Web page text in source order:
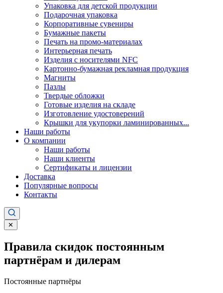
Упаковка для детской продукции
Подарочная упаковка
Корпоративные сувениры
Бумажные пакеты
Печать на промо-материалах
Интерьерная печать
Изделия с носителями NFC
Картонно-бумажная рекламная продукция
Магниты
Пазлы
Твердые обложки
Готовые изделия на складе
Изготовление удостоверений
Крышки для укупорки ламинированных...
Наши работы
О компании
Наши работы
Наши клиенты
Сертификаты и лицензии
Доставка
Популярные вопросы
Контакты
✕
Правила скидок постоянным
партнёрам и дилерам
Постоянные партнёры